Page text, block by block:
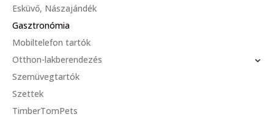
Esküvő, Nászajándék
Gasztronómia
Mobiltelefon tartók
Otthon-lakberendezés
Szemüvegtartók
Szettek
TimberTomPets